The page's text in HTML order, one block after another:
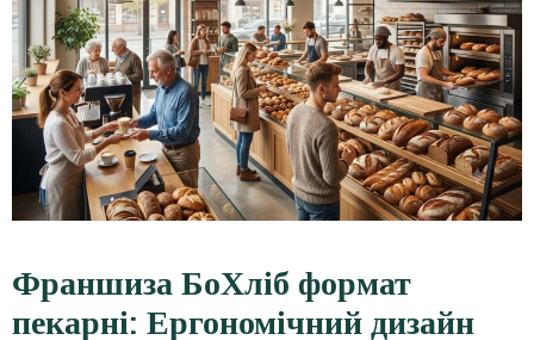
Франшиза БоХліб формат
пекарні: Ергономічний дизайн